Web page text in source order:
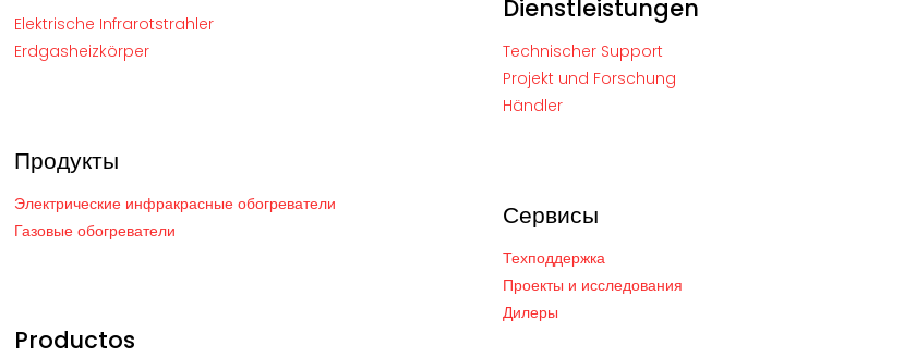
Elektrische Infrarotstrahler
Erdgasheizkörper
Продукты
Электрические инфракрасные обогреватели
Газовые обогреватели
Productos
Dienstleistungen
Technischer Support
Projekt und Forschung
Händler
Сервисы
Техподдержка
Проекты и исследования
Дилеры